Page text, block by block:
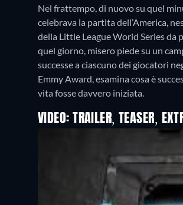
Nel frattempo, di nuovo su quel
celebrava la partita dell’America,
della Little League World Series
quel giorno, misero piede su un
successe a ciascuno dei giocatori
Emmy Award, esamina cosa è
vita fosse davvero iniziata.
VIDEO: TRAILER, TEASER,